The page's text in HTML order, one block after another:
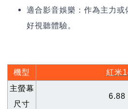
適合影音娛樂：作為主力或
好視聽體驗。
機型
紅米
主螢幕
尺寸
6.88